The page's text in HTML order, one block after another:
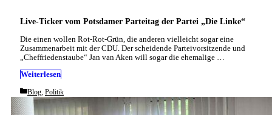
Live-Ticker vom Potsdamer Parteitag der Partei „Die Linke“
Die einen wollen Rot-Rot-Grün, die anderen vielleicht sogar eine
Zusammenarbeit mit der CDU. Der scheidende Parteivorsitzende und
„Cheffriedenstaube“ Jan van Aken will sogar die ehemalige …
Weiterlesen
Categories
Blog Politik